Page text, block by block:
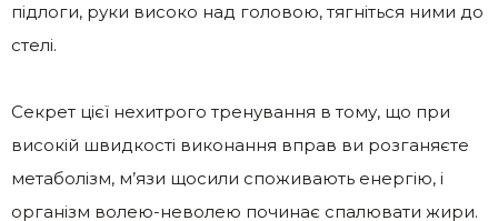
підлоги, руки високо над головою, тягніться ними до
стелі.
Секрет цієї нехитрого тренування в тому, що при
високій швидкості виконання вправ ви розганяєте
метаболізм, м’язи щосили споживають енергію, і
організм волею-неволею починає спалювати жири.